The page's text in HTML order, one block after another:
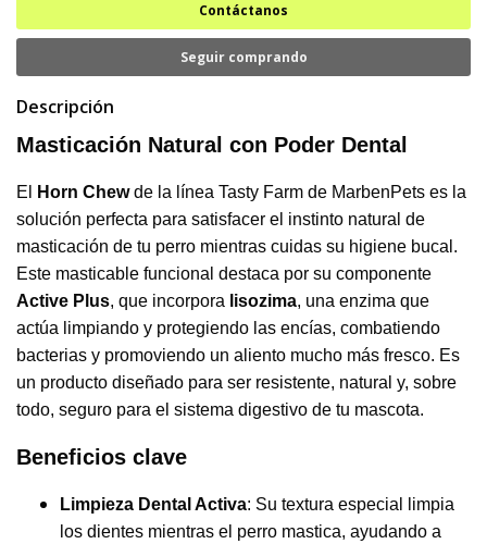
Contáctanos
Seguir comprando
Descripción
Masticación Natural con Poder Dental
El Horn Chewde la línea Tasty Farm de MarbenPets es la
solución perfecta para satisfacer el instinto natural de
masticación de tu perro mientras cuidas su higiene bucal.
Este masticable funcional destaca por su componente
Active Plus, que incorpora lisozima, una enzima que
actúa limpiando y protegiendo las encías, combatiendo
bacterias y promoviendo un aliento mucho más fresco. Es
un producto diseñado para ser resistente, natural y, sobre
todo, seguro para el sistema digestivo de tu mascota.
Beneficios clave
Limpieza Dental Activa: Su textura especial limpia
los dientes mientras el perro mastica, ayudando a